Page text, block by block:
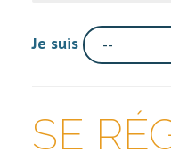
Je suis --
SE